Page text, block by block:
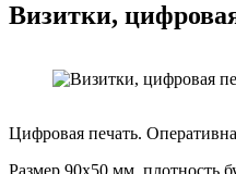
Визитки,
Цифровая печать.